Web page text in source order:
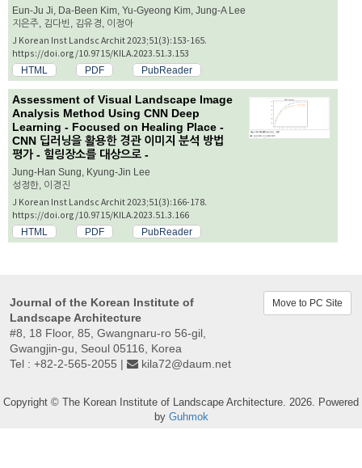
Eun-Ju Ji, Da-Been Kim, Yu-Gyeong Kim, Jung-A Lee
지은주, 김다빈, 김유경, 이정아
J Korean Inst Landsc Archit 2023;51(3):153-165.
https://doi.org/10.9715/KILA.2023.51.3.153
HTML PDF PubReader
Assessment of Visual Landscape Image
Analysis Method Using CNN Deep
Learning - Focused on Healing Place -
CNN 딥러닝을 활용한 경관 이미지 분석 방법
평가 - 힐링장소를 대상으로 -
Jung-Han Sung, Kyung-Jin Lee
성정한, 이경진
J Korean Inst Landsc Archit 2023;51(3):166-178.
https://doi.org/10.9715/KILA.2023.51.3.166
HTML PDF PubReader
Journal of the Korean Institute of
Landscape Architecture
#8, 18 Floor, 85, Gwangnaru-ro 56-gil,
Gwangjin-gu, Seoul 05116, Korea
Tel : +82-2-565-2055 |
kila72@daum.net
Move to PC Site
Copyright © The Korean Institute of Landscape Architecture. 2026. Powered
by Guhmok